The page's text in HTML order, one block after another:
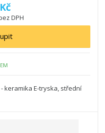
DPH
keramika E-tryska, střední